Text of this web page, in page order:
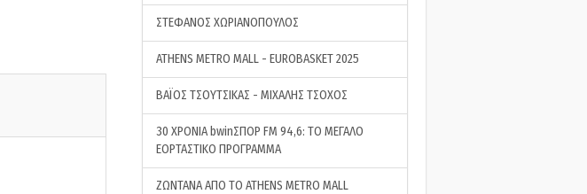
ΣΤΕΦΑΝΟΣ ΧΩΡΙΑΝΟΠΟΥΛΟΣ
ATHENS METRO MALL - EUROBASKET 2025
ΒΑΪΟΣ ΤΣΟΥΤΣΙΚΑΣ - ΜΙΧΑΛΗΣ ΤΣΟΧΟΣ
30 ΧΡΟΝΙΑ bwinΣΠΟΡ FM 94,6: ΤΟ ΜΕΓΑΛΟ
ΕΟΡΤΑΣΤΙΚΟ ΠΡΟΓΡΑΜΜΑ
ΖΩΝΤΑΝΑ ΑΠΟ ΤΟ ATHENS METRO MALL